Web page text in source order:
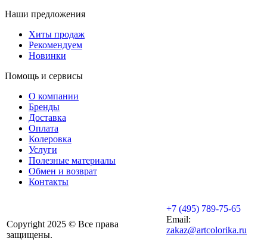
Наши предложения
Хиты продаж
Рекомендуем
Новинки
Помощь и сервисы
О компании
Бренды
Доставка
Оплата
Колеровка
Услуги
Полезные материалы
Обмен и возврат
Контакты
Copyright 2025 © Все права
защищены.
+7 (495) 789-75-65
Email:
zakaz@artcolorika.ru